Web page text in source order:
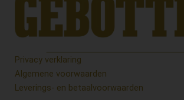
Privacy verklaring
Algemene voorwaarden
Leverings- en betaalvoorwaarden